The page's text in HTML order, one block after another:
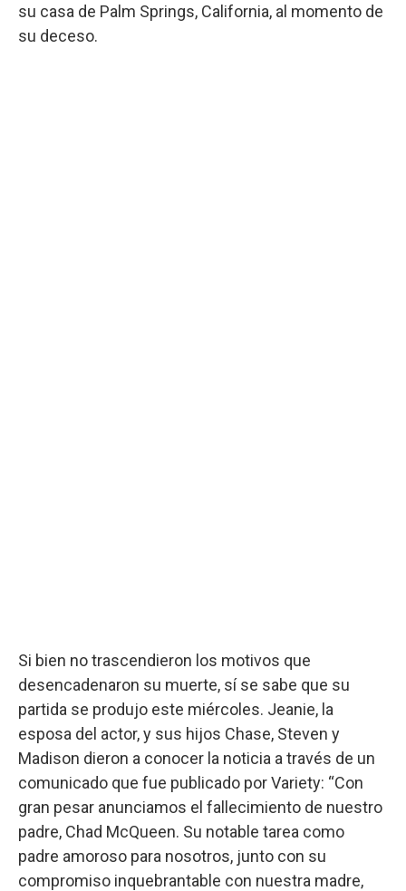
su casa de Palm Springs, California, al momento de
su deceso.
Si bien no trascendieron los motivos que
desencadenaron su muerte, sí se sabe que su
partida se produjo este miércoles. Jeanie, la
esposa del actor, y sus hijos Chase, Steven y
Madison dieron a conocer la noticia a través de un
comunicado que fue publicado por Variety: “Con
gran pesar anunciamos el fallecimiento de nuestro
padre, Chad McQueen. Su notable tarea como
padre amoroso para nosotros, junto con su
compromiso inquebrantable con nuestra madre,